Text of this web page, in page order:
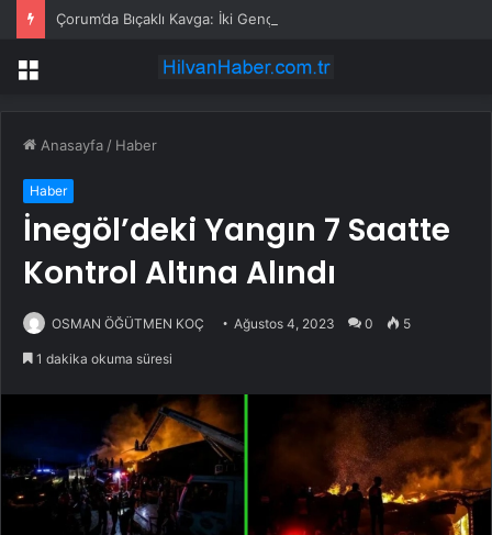
Çorum’da Bıçaklı Kavga: İki Genç Yaralı
Menü
Anasayfa / Haber
Haber
İnegöl’deki Yangın 7 Saatte
Kontrol Altına Alındı
OSMAN ÖĞÜTMEN KOÇ Ağustos 4, 2023 0 5
1 dakika okuma süresi